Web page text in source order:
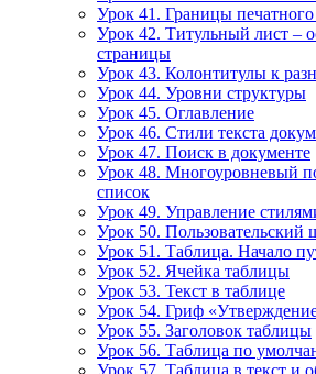
Урок 41. Границы
Урок 42. Титульный лист –
страницы
Урок 43. Колонтитулы к
Урок 44. Уровни структуры
Урок 45. Оглавление
Урок 46. Стили текста
Урок 47. Поиск в документе
Урок 48. Многоуровневый
список
Урок 49. Управление
Урок 50. Пользовательский
Урок 51. Таблица. Начало
Урок 52. Ячейка таблицы
Урок 53. Текст в таблице
Урок 54. Гриф
Урок 55. Заголовок таблицы
Урок 56. Таблица по